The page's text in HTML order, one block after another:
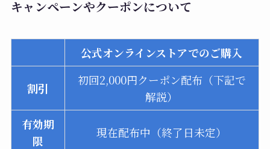
キャンペーンやクーポンについて
公式オンラインストアでのご購入
割引
初回2,000円クーポン配布（下記で
解説）
有効期
限
現在配布中（終了日未定）